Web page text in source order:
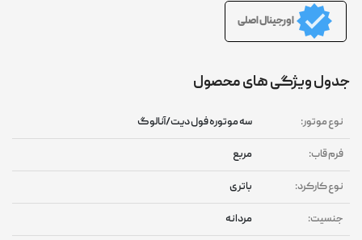
اورجینال اصلی
جدول ویژگی های محصول
نوع موتور: سه موتوره فول دیت/آنالوگ
فرم قاب: مربع
نوع کارکرد: باتری
جنسیت: مردانه